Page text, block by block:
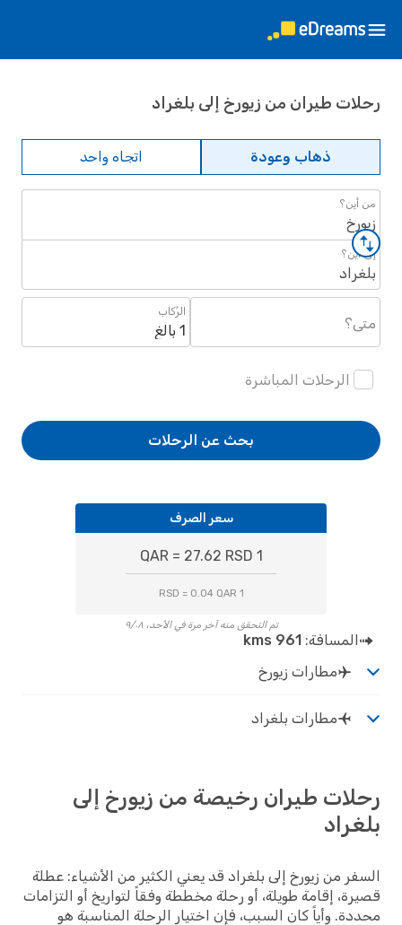
رحلات طيران من زيورخ إلى بلغراد
ذهاب وعودة اتجاه واحد
من أين؟
زيورخ
إلى أين؟
بلغراد
متى؟
الرُكاب
1 بالغ
الرحلات المباشرة
بحث عن الرحلات
سعر الصرف
1 QAR = 27.62 RSD
1 RSD = 0.04 QAR
تم التحقق منه آخر مرة في الأحد، ٩/٠٨
المسافة: 961 kms
مطارات زيورخ
مطارات بلغراد
رحلات طيران رخيصة من زيورخ إلى
بلغراد
السفر من زيورخ إلى بلغراد قد يعني الكثير من الأشياء: عطلة
قصيرة، إقامة طويلة، أو رحلة مخططة وفقاً لتواريخ أو التزامات
محددة. وأياً كان السبب، فإن اختيار الرحلة المناسبة هو